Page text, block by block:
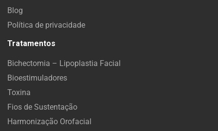
Blog
Política de privacidade
Tratamentos
Bichectomia – Lipoplastia Facial
Bioestimuladores
Toxina
Fios de Sustentação
Harmonização Orofacial